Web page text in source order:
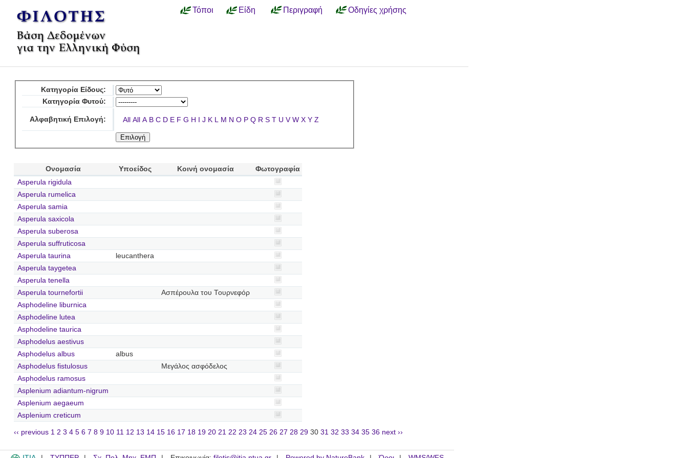
Τόποι Είδη Περιγραφή Οδηγίες χρήσης
Κατηγορία Είδους:
Κατηγορία Φυτού:
Αλφαβητική Επιλογή: All All A B C D E F G H I J K L M N O P Q R S T U V W X Y Z
Ονομασία Υποείδος Κοινή ονομασία
Φωτογραφία
Asperula rigidula
Asperula rumelica
Asperula samia
Asperula saxicola
Asperula suberosa
Asperula suffruticosa
Asperula taurina
leucanthera
Asperula taygetea
Asperula tenella
Asperula tournefortii
Ασπέρουλα του Τουρνεφόρ
Asphodeline liburnica
Asphodeline lutea
Asphodeline taurica
Asphodelus aestivus
Asphodelus albus
albus
Asphodelus fistulosus
Μεγάλος ασφόδελος
Asphodelus ramosus
Asplenium adiantum-nigrum
Asplenium aegaeum
Asplenium creticum
‹‹ previous 1 2 3 4 5 6 7 8 9 10 11 12 13 14 15 16 17 18 19 20 21 22 23 24 25 26 27 28 29 30 31 32 33 34 35 36 next ››